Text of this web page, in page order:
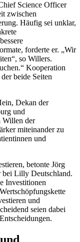
Science Officer
zwischen
Häufig sei unklar,
forderte er. „Wir
so Willers.
Kooperation
beide Seiten
Dekan der
und
Willen der
miteinander zu
und
betonte Jörg
bei Lilly Deutschland.
Investitionen
und
seien dabei